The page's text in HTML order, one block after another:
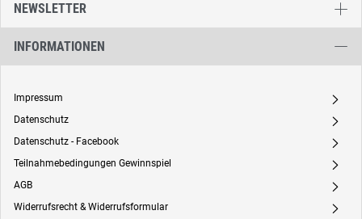
NEWSLETTER
INFORMATIONEN
Impressum A
Datenschutz A
Datenschutz - Facebook A
Teilnahmebedingungen Gewinnspiel A
AGB A
Widerrufsrecht & Widerrufsformular A